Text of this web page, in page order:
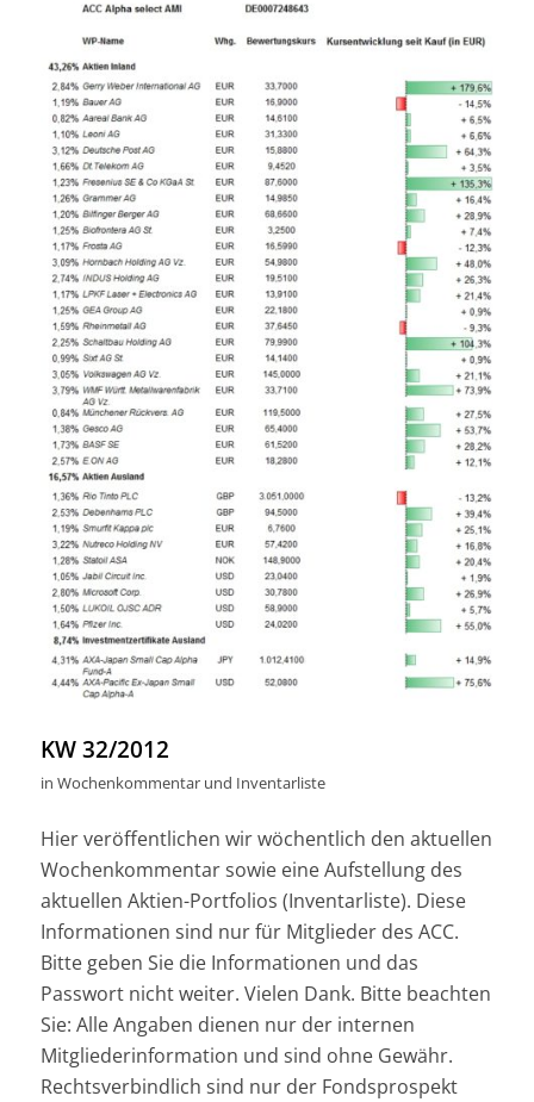
KW 32/2012
in Wochenkommentar und Inventarliste
Hier veröffentlichen wir wöchentlich den aktuellen
Wochenkommentar sowie eine Aufstellung des
aktuellen Aktien-Portfolios (Inventarliste). Diese
Informationen sind nur für Mitglieder des ACC.
Bitte geben Sie die Informationen und das
Passwort nicht weiter. Vielen Dank. Bitte beachten
Sie: Alle Angaben dienen nur der internen
Mitgliederinformation und sind ohne Gewähr.
Rechtsverbindlich sind nur der Fondsprospekt